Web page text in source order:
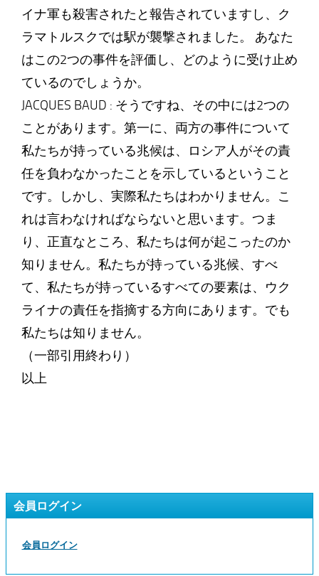
イナ軍も殺害されたと報告されていますし、ク
ラマトルスクでは駅が襲撃されました。 あなた
はこの2つの事件を評価し、どのように受け止め
ているのでしょうか。
JACQUES BAUD : そうですね、その中には2つの
ことがあります。第一に、両方の事件について
私たちが持っている兆候は、ロシア人がその責
任を負わなかったことを示しているということ
です。しかし、実際私たちはわかりません。こ
れは言わなければならないと思います。つま
り、正直なところ、私たちは何が起こったのか
知りません。私たちが持っている兆候、すべ
て、私たちが持っているすべての要素は、ウク
ライナの責任を指摘する方向にあります。でも
私たちは知りません。
（一部引用終わり）
以上
会員ログイン
会員ログイン